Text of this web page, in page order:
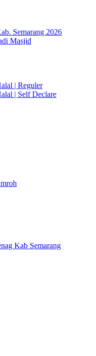
Semarang 2026
Masjid
| Reguler
| Self Declare
Kab Semarang